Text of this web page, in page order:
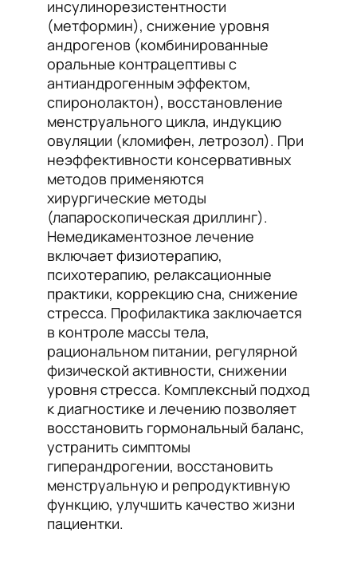
инсулинорезистентности
(метформин), снижение уровня
андрогенов (комбинированные
оральные контрацептивы с
антиандрогенным эффектом,
спиронолактон), восстановление
менструального цикла, индукцию
овуляции (кломифен, летрозол). При
неэффективности консервативных
методов применяются
хирургические методы
(лапароскопическая дриллинг).
Немедикаментозное лечение
включает физиотерапию,
психотерапию, релаксационные
практики, коррекцию сна, снижение
стресса. Профилактика заключается
в контроле массы тела,
рациональном питании, регулярной
физической активности, снижении
уровня стресса. Комплексный подход
к диагностике и лечению позволяет
восстановить гормональный баланс,
устранить симптомы
гиперандрогении, восстановить
менструальную и репродуктивную
функцию, улучшить качество жизни
пациентки.